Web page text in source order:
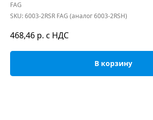
FAG
SKU:6003-2RSR FAG (аналог 6003-2RSH)
468,46 р. с НДС
В корзину